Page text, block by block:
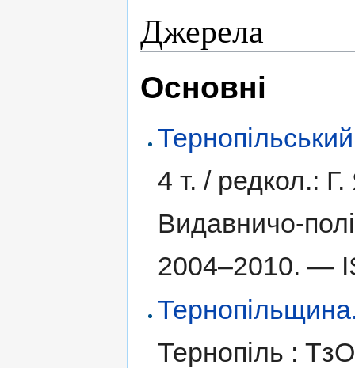
Джерела
Основні
4 т. /редкол.: Г.
Видавничо-
2004–2010. —
Тернопільщина.
Тернопіль :